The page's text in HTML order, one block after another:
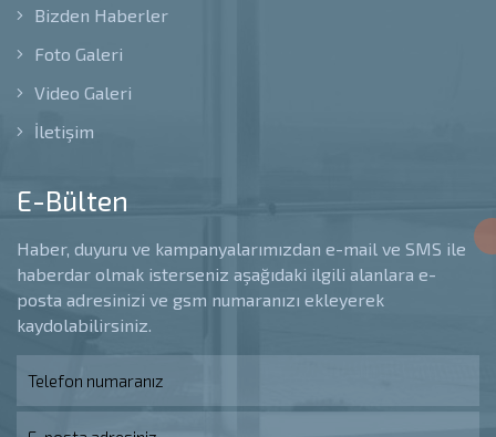
Bizden Haberler
Foto Galeri
Video Galeri
İletişim
E-Bülten
Haber, duyuru ve kampanyalarımızdan e-mail ve SMS ile
haberdar olmak isterseniz aşağıdaki ilgili alanlara e-
posta adresinizi ve gsm numaranızı ekleyerek
kaydolabilirsiniz.